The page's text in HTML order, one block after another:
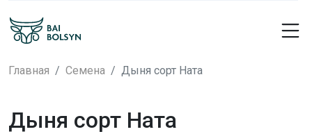
Главная Семена Дыня сорт Ната
Дыня сорт Ната